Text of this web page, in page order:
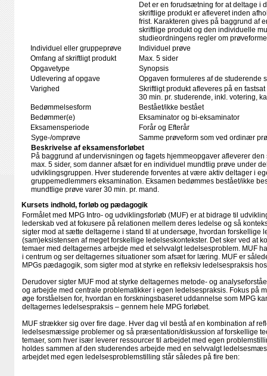
Det er en forudsætning for at deltage i
skriftlige produkt er afleveret inden
frist. Karakteren gives på baggrund af
skriftlige produkt og den individuelle
studieordningens regler om
Individuel eller gruppeprøve
Individuel prøve
Omfang af skriftligt produkt
Max. 5 sider
Opgavetype
Synopsis
Udlevering af opgave
Opgaven formuleres af de studerende
Varighed
Skriftligt produkt afleveres på en
30 min. pr. studerende, inkl. votering,
Bedømmelsesform
Bestået/ikke bestået
Bedømmer(e)
Eksaminator og bi-eksaminator
Eksamensperiode
Forår og Efterår
Syge-/omprøve
Samme prøveform som ved ordinær
Beskrivelse af eksamensforløbet
På baggrund af undervisningen og fagets hjemmeopgaver afleverer
max. 5 sider, som danner afsæt for en individuel mundtlig prøve under
udviklingsgruppen. Hver studerende forventes at være aktiv deltager i
gruppemedlemmers eksamination. Eksamen bedømmes bestået/ikke
mundtlige prøve varer 30 min. pr. mand.
Kursets indhold, forløb og pædagogik
Formålet med MPG Intro- og udviklingsforløb (MUF) er at bidrage til
lederskab ved at fokusere på relationen mellem deres ledelse og så
sigter mod at sætte deltagerne i stand til at undersøge, hvordan forskellige
(sam)eksistensen af meget forskellige ledelseskontekster. Det sker ved at
temaer med deltagernes arbejde med et selvvalgt ledelsesproblem. MUF
i centrum og ser deltagernes situationer som afsæt for læring. MUF er
MPGs pædagogik, som sigter mod at styrke en refleksiv ledelsespraksis
Derudover sigter MUF mod at styrke deltagernes metode- og
og arbejde med centrale problematikker i egen ledelsespraksis. Fokus på
øge forståelsen for, hvordan en forskningsbaseret uddannelse som MPG
deltagernes ledelsespraksis – gennem hele MPG forløbet.
MUF strækker sig over fire dage. Hver dag vil bestå af en kombination af
ledelsesmæssige problemer og så præsentation/diskussion af forskellige
temaer, som hver især leverer ressourcer til arbejdet med egen
holdes sammen af den studerendes arbejde med en selvvalgt
arbejdet med egen ledelsesproblemstilling står således på fire ben: